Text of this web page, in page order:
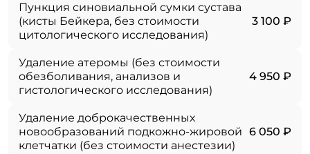
Пункция синовиальной сумки сустава
(кисты Бейкера, без стоимости
цитологического исследования)
3 100 ₽
Удаление атеромы (без стоимости
обезболивания, анализов и
гистологического исследования)
4 950 ₽
Удаление доброкачественных
новообразований подкожно-жировой
клетчатки (без стоимости анестезии)
6 050 ₽